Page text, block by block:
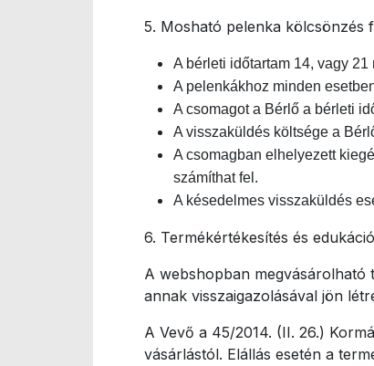
5. Mosható pelenka kölcsönzés
A bérleti időtartam 14, vagy
A pelenkákhoz minden
A csomagot a Bérlő a bérleti
A visszaküldés költsége a
A csomagban elhelyezett
számíthat fel.
A késedelmes visszaküldés
6. Termékértékesítés és
A webshopban megvásárolható
annak visszaigazolásával jön
A Vevő a 45/2014. (II. 26.)
vásárlástól. Elállás esetén a